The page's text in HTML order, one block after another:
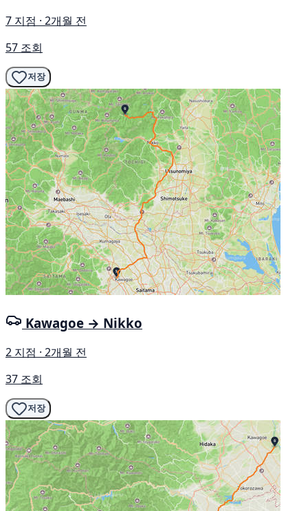
7 지점 · 2개월 전
57 조회
저장
Kawagoe → Nikko
2 지점 · 2개월 전
37 조회
저장